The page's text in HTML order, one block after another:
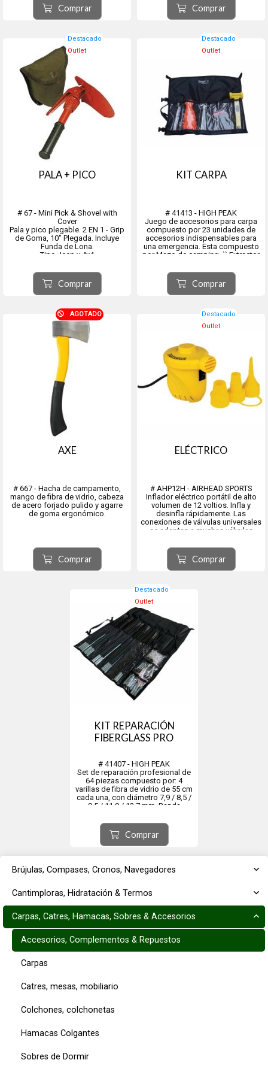
Brújulas, Compases, Cronos, Navegadores
Cantimploras, Hidratación & Termos
Carpas, Catres, Hamacas, Sobres & Accesorios
Accesorios, Complementos & Repuestos
Carpas
Catres, mesas, mobiliario
Colchones, colchonetas
Hamacas Colgantes
Sobres de Dormir
* 100% poliéster, 6000D PU.
* 3 compartimentos
* 3 cremalleras (una...
Comprar
Dimensiones: 32,5 x 14 cm
Comprar
Destacado
Outlet
PALA + PICO
# 67 - Mini Pick & Shovel with
Cover
Pala y pico plegable. 2 EN 1 - Grip
de Goma, 10" Plegada. Incluye
Funda de Lona.
Tipo Jeep y 4x4
Comprar
Destacado
Outlet
KIT CARPA
# 41413 - HIGH PEAK
Juego de accesorios para carpa
compuesto por 23 unidades de
accesorios indispensables para
una emergencia. Esta compuesto
por Mazo de camping, `` Extractor
de 180 x 4 mm, 6 x clavijas de
acero en V de 200 mm, 4 x tirantes
de 500 cm con tapón,...
Comprar
AGOTADO
AXE
# 667 - Hacha de campamento,
mango de fibra de vidrio, cabeza
de acero forjado pulido y agarre
de goma ergonómico.
Comprar
Destacado
Outlet
ELÉCTRICO
# AHP12H - AIRHEAD SPORTS
Inflador eléctrico portátil de alto
volumen de 12 voltios. Infla y
desinfla rápidamente. Las
conexiones de válvulas universales
se adaptan a muchas válvulas
de Boston y las válvulas de
vástago. El enchufe para el
encendedor está equipado...
Comprar
Destacado
Outlet
KIT REPARACIÓN
FIBERGLASS PRO
# 41407 - HIGH PEAK
Set de reparación profesional de
64 piezas compuesto por: 4
varillas de fibra de vidrio de 55 cm
cada una, con diámetro 7,9 / 8,5 /
9,5 / 11,0 / 12,7 mm. Banda
por diámetro de varilla
4 terminales por diámetro de
varilla, Bolsa enrollable Oxfo...
Comprar